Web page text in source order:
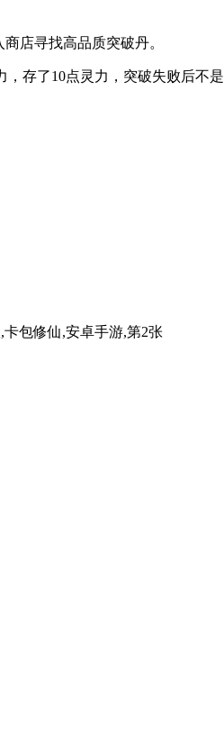
店寻找高品质突破丹。
存了10点灵力，突破失败后不